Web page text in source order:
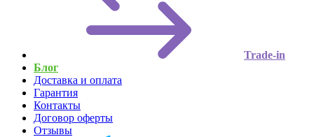
Trade-in
Блог
Доставка и оплата
Гарантия
Контакты
Договор оферты
Отзывы